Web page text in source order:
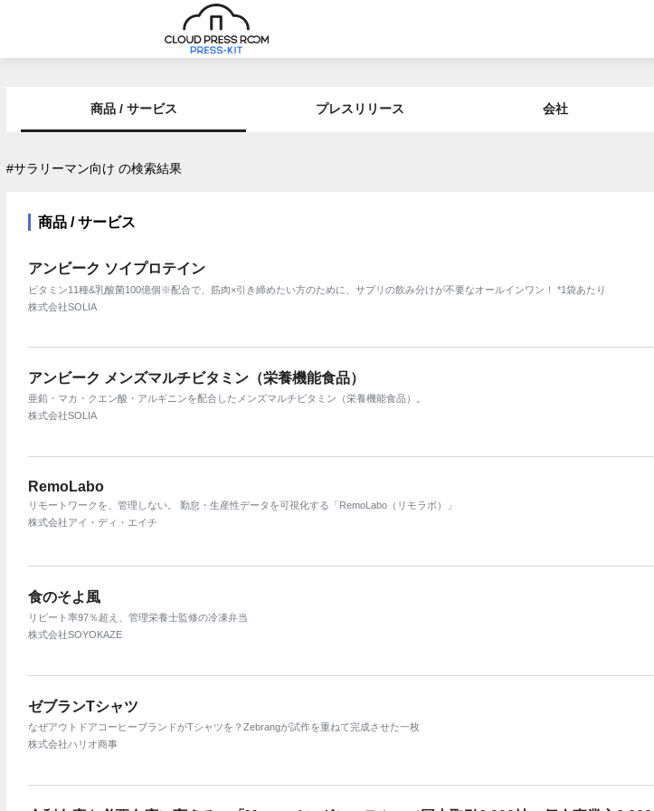
商品 / サービス プレスリリース 会社
#サラリーマン向け の検索結果
商品 / サービス
アンビーク ソイプロテイン
ビタミン11種&乳酸菌100億個※配合で、筋肉×引き締めたい方のために、サプリの飲み分けが不要なオールインワン！ *1袋あたり
株式会社SOLIA
アンビーク メンズマルチビタミン（栄養機能食品）
亜鉛・マカ・クエン酸・アルギニンを配合したメンズマルチビタミン（栄養機能食品）。
株式会社SOLIA
RemoLabo
リモートワークを、管理しない。 勤怠・生産性データを可視化する「RemoLabo（リモラボ）」
株式会社アイ・ディ・エイチ
食のそよ風
リピート率97％超え、管理栄養士監修の冷凍弁当
株式会社SOYOKAZE
ゼブランTシャツ
なぜアウトドアコーヒーブランドがTシャツを？Zebrangが試作を重ねて完成させた一枚
株式会社ハリオ商事